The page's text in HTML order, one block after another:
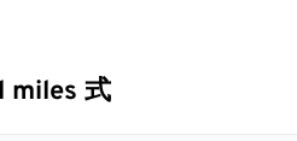
miles 式